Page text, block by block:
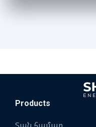
Products